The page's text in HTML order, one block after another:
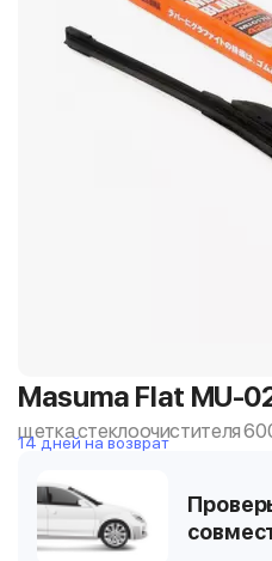
Masuma Flat MU-
щетка стеклоочистителя
14 дней на возврат